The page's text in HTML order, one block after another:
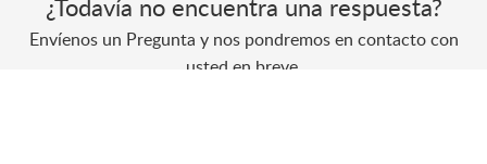
Envíenos un Pregunta y nos pondremos en contacto con
usted en breve.